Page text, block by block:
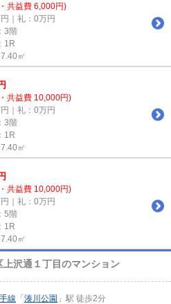
共益費 6,000円)
｜礼：0万円
3階
1R
㎡
共益費 10,000円)
｜礼：0万円
3階
1R
㎡
共益費 10,000円)
｜礼：0万円
5階
1R
㎡
上沢通１丁目のマンション
線 「 湊川公園 」駅 徒歩2分